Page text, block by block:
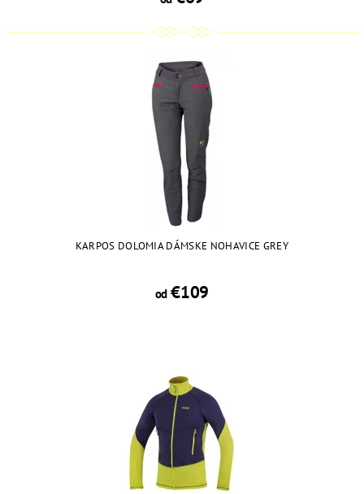
KARPOS DOLOMIA DÁMSKE NOHAVICE GREY
od€109